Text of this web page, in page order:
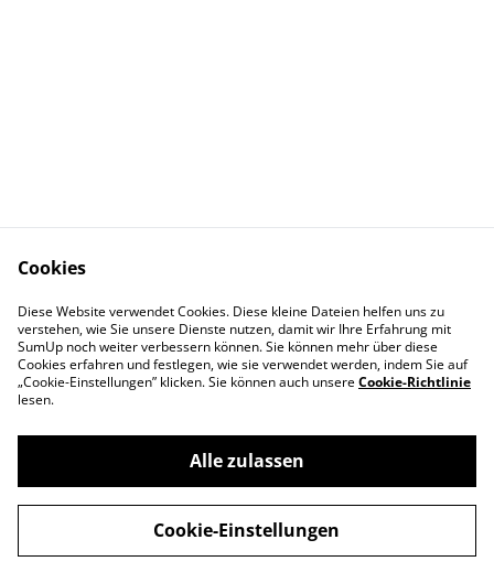
Kontakt
Datenschutz
AGB
Cookie Richtlinie
©2026the7770
powered by
Cookies
Diese Website verwendet Cookies. Diese kleine Dateien helfen uns zu
verstehen, wie Sie unsere Dienste nutzen, damit wir Ihre Erfahrung mit
SumUp noch weiter verbessern können. Sie können mehr über diese
Cookies erfahren und festlegen, wie sie verwendet werden, indem Sie auf
„Cookie-Einstellungen” klicken. Sie können auch unsereCookie-Richtlinie
lesen.
Alle zulassen
Cookie-Einstellungen